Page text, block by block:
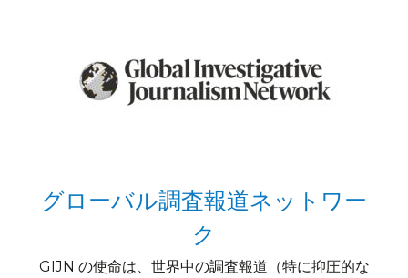
グローバル調査報道ネットワー
ク
GIJN の使命は、世界中の調査報道（特に抑圧的な